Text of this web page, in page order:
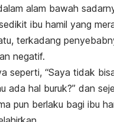
alam bawah
ibu hamil yang
terkadang
negatif.
seperti, “Saya tidak
ada hal buruk?” dan
pun berlaku bagi ibu